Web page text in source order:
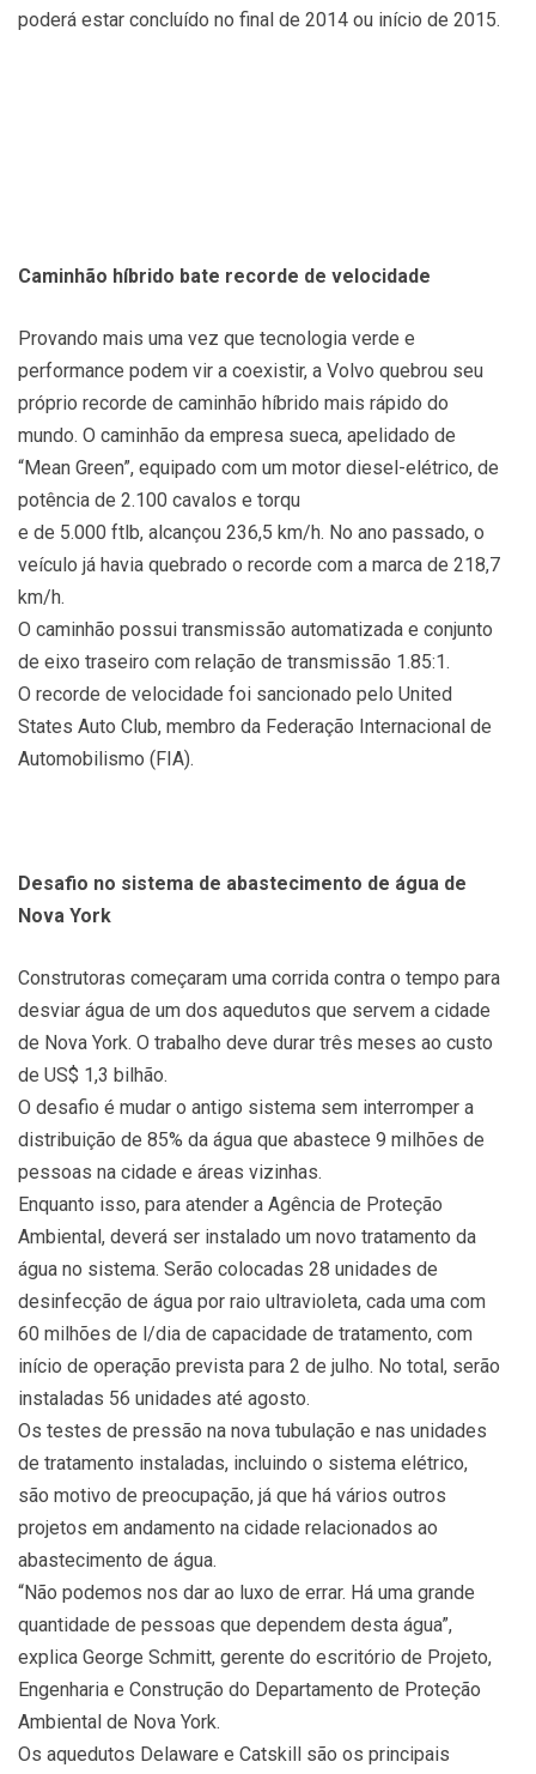
poderá estar concluído no final de 2014 ou início de 2015.
Caminhão híbrido bate recorde de velocidade
Provando mais uma vez que tecnologia verde e
performance podem vir a coexistir, a Volvo quebrou seu
próprio recorde de caminhão híbrido mais rápido do
mundo. O caminhão da empresa sueca, apelidado de
“Mean Green”, equipado com um motor diesel-elétrico, de
potência de 2.100 cavalos e torqu
e de 5.000 ftlb, alcançou 236,5 km/h. No ano passado, o
veículo já havia quebrado o recorde com a marca de 218,7
km/h.
O caminhão possui transmissão automatizada e conjunto
de eixo traseiro com relação de transmissão 1.85:1.
O recorde de velocidade foi sancionado pelo United
States Auto Club, membro da Federação Internacional de
Automobilismo (FIA).
Desafio no sistema de abastecimento de água de
Nova York
Construtoras começaram uma corrida contra o tempo para
desviar água de um dos aquedutos que servem a cidade
de Nova York. O trabalho deve durar três meses ao custo
de US$ 1,3 bilhão.
O desafio é mudar o antigo sistema sem interromper a
distribuição de 85% da água que abastece 9 milhões de
pessoas na cidade e áreas vizinhas.
Enquanto isso, para atender a Agência de Proteção
Ambiental, deverá ser instalado um novo tratamento da
água no sistema. Serão colocadas 28 unidades de
desinfecção de água por raio ultravioleta, cada uma com
60 milhões de l/dia de capacidade de tratamento, com
início de operação prevista para 2 de julho. No total, serão
instaladas 56 unidades até agosto.
Os testes de pressão na nova tubulação e nas unidades
de tratamento instaladas, incluindo o sistema elétrico,
são motivo de preocupação, já que há vários outros
projetos em andamento na cidade relacionados ao
abastecimento de água.
“Não podemos nos dar ao luxo de errar. Há uma grande
quantidade de pessoas que dependem desta água”,
explica George Schmitt, gerente do escritório de Projeto,
Engenharia e Construção do Departamento de Proteção
Ambiental de Nova York.
Os aquedutos Delaware e Catskill são os principais